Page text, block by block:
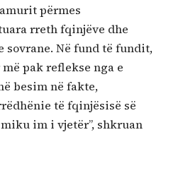
përmes
rreth fqinjëve dhe
Në fund të fundit,
pak reflekse nga e
besim në fakte,
të fqinjësisë së
im i vjetër”, shkruan